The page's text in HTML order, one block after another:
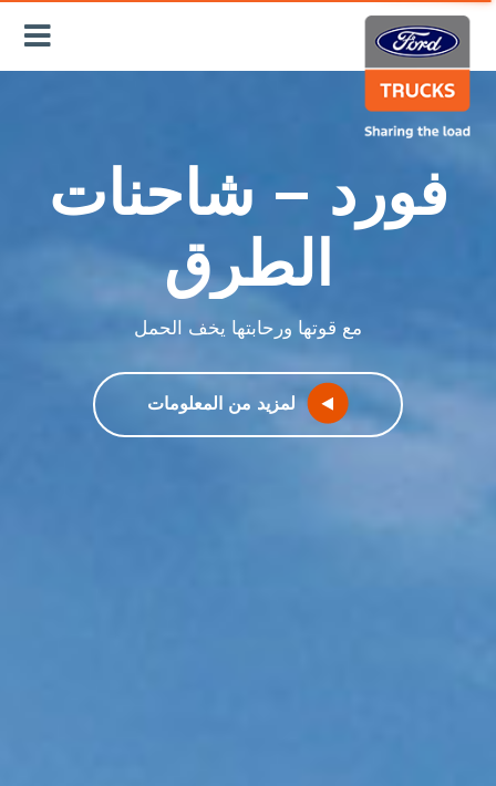
فورد – شاحنات
الطرق
مع قوتها ورحابتها يخف الحمل
لمزيد من المعلومات